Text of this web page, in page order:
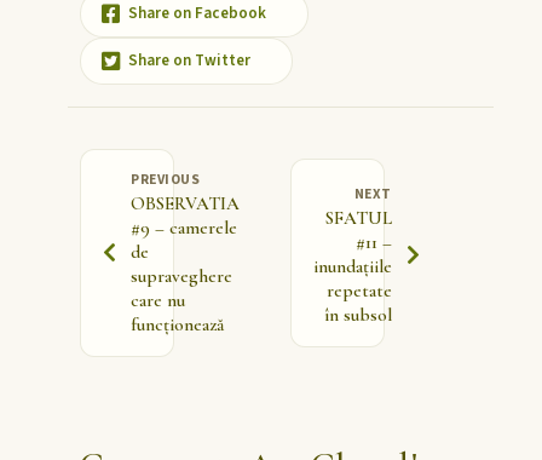
Share on Facebook
Share on Twitter
PREVIOUS
OBSERVATIA
#9 – camerele
de
supraveghere
care nu
funcționează
NEXT
SFATUL
#11 –
inundațiile
repetate
în subsol